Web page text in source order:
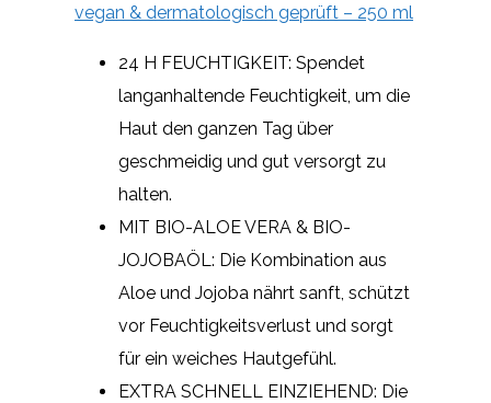
vegan & dermatologisch geprüft – 250 ml
24 H FEUCHTIGKEIT: Spendet
langanhaltende Feuchtigkeit, um die
Haut den ganzen Tag über
geschmeidig und gut versorgt zu
halten.
MIT BIO-ALOE VERA & BIO-
JOJOBAÖL: Die Kombination aus
Aloe und Jojoba nährt sanft, schützt
vor Feuchtigkeitsverlust und sorgt
für ein weiches Hautgefühl.
EXTRA SCHNELL EINZIEHEND: Die